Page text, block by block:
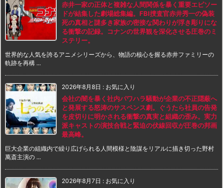
赤井一家の正体と複雑な人間関係を暴く重要エピソー
ドが結集した劇場総集編。FBI捜査官赤井秀一の偽装
死の真相と謎多き家族の密接な関わりが浮き彫りにな
る衝撃の記録。コナンの世界観を深化させる圧巻のミ
ステリー。
世界的な人気を誇るアニメシリーズから、物語の核心を握る赤井ファミリーの
軌跡を再構 ...
2026年8月8日 : お気に入り
会社の闇を暴く社内パワハラ騒動が企業の不正隠蔽へ
と発展する怒涛のサスペンス劇。ぐうたら社員の告発
を皮切りに明かされる衝撃の真実と組織の歪み。実力
派キャストの演技合戦と緊迫の伏線回収が圧巻の邦画
最高峰。
巨大企業の組織内で繰り広げられる人間模様と陰謀をリアルに描き切った野村
萬斎主演の ...
2026年8月7日 : お気に入り